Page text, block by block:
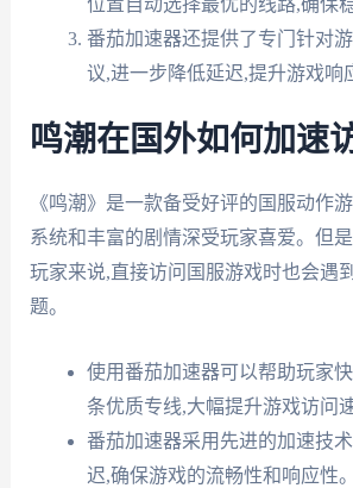
位置自动选择最优的线路,确保
番茄加速器还提供了专门针对
议,进一步降低延迟,提升游戏响
鸣潮在国外如何加速
《鸣潮》是一款备受好评的国服动作
系统和丰富的剧情深受玩家喜爱。但
玩家来说,直接访问国服游戏时也会遇
题。
使用番茄加速器可以帮助玩家
条优质专线,大幅提升游戏访问速
番茄加速器采用先进的加速技
迟,确保游戏的流畅性和响应性。